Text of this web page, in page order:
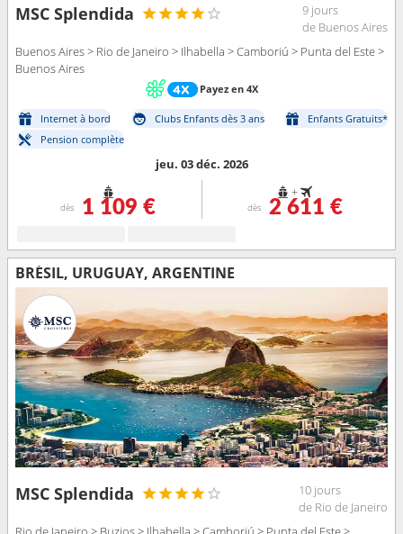
MSC Splendida
9 jours
de Buenos Aires
Buenos Aires > Rio de Janeiro > Ilhabella > Camboriú > Punta del Este >
Buenos Aires
Payez en 4X
Internet à bord Clubs Enfants dès 3 ans
Enfants Gratuits*
Pension complète
jeu. 03 déc. 2026
dès 1 109 €
+
dès 2 611 €
BRÉSIL, URUGUAY, ARGENTINE
MSC Splendida
10 jours
de Rio de Janeiro